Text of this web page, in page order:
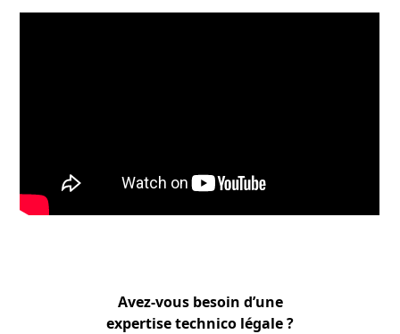
Avez-vous besoin d’une
expertise technico légale ?